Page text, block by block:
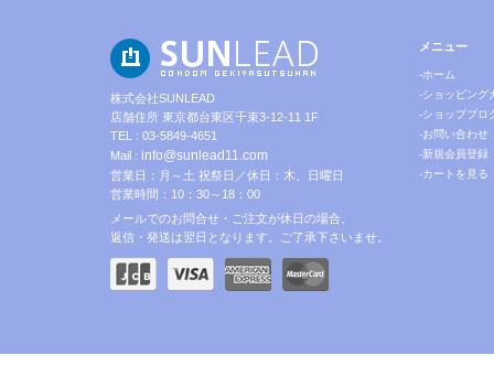
株式会社SUNLEAD
店舗住所 東京都台東区千束3-12-11 1F
TEL : 03-5849-4651
Mail : info@sunlead11.com
営業日：月～土 祝祭日／休日：木、日曜日
営業時間：10：30～18：00
メールでのお問合せ・ご注文が休日の場合、
返信・発送は翌日となります。ご了承下さいませ。
メニュー
-ホーム
-ショッピング
-ショップブロ
-お問い合わせ
-新規会員登録
-カートを見る